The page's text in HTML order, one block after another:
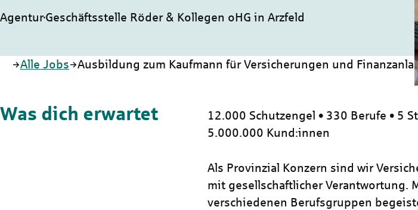
AgenturGeschäftsstelle Röder & Kollegen oHG in Arzfeld
Startseite
Alle Jobs Ausbildung zum Kaufmann für Versicherungen und
Was dich erwartet
12.000 Schutzengel • 330 Berufe • 5
5.000.000 Kund:innen
Als Provinzial Konzern sind wir
mit gesellschaftlicher Verantwortung.
verschiedenen Berufsgruppen